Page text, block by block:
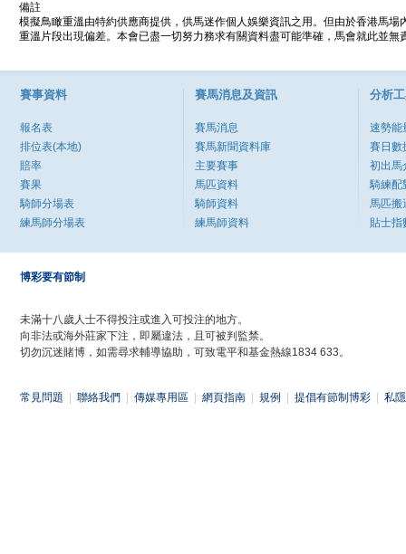
備註
模擬鳥瞰重溫由特約供應商提供，供馬迷作個人娛樂資訊之用。但由於香港馬
重溫片段出現偏差。本會已盡一切努力務求有關資料盡可能準確，馬會就此並
賽事資料
報名表
排位表(本地)
賠率
賽果
騎師分場表
練馬師分場表
賽馬消息及資訊
賽馬消息
賽馬新聞資料庫
主要賽事
馬匹資料
騎師資料
練馬師資料
分析
速勢能
賽日數
初出馬
騎練配
馬匹搬
貼士指
博彩要有節制
未滿十八歲人士不得投注或進入可投注的地方。
向非法或海外莊家下注，即屬違法，且可被判監禁。
切勿沉迷賭博，如需尋求輔導協助，可致電平和基金熱線1834 633。
常見問題 聯絡我們 傳媒專用區 網頁指南 規例 提倡有節制博彩 私